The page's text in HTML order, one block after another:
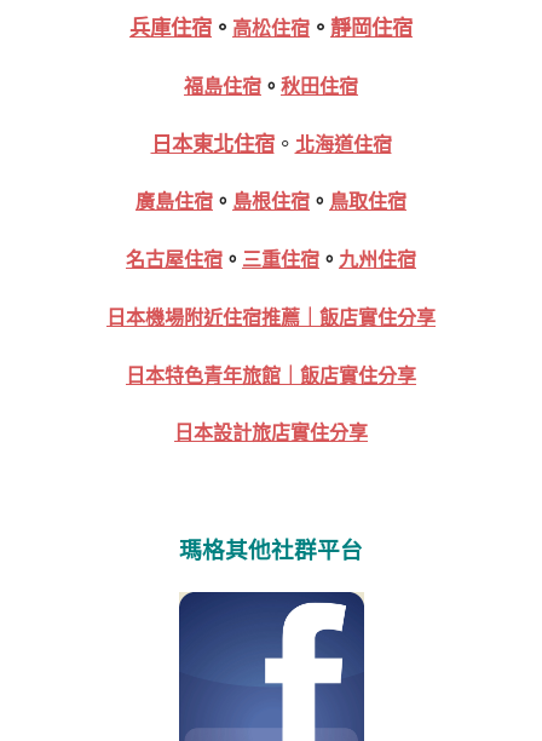
兵庫住宿 。 高松住宿 。 靜岡住宿
福島住宿 。 秋田住宿
日本東北住宿。 北海道住宿
廣島住宿 。 島根住宿 。 鳥取住宿
名古屋住宿 。 三重住宿 。 九州住宿
日本機場附近住宿推薦｜飯店實住分享
日本特色青年旅館｜飯店實住分享
日本設計旅店實住分享
瑪格其他社群平台